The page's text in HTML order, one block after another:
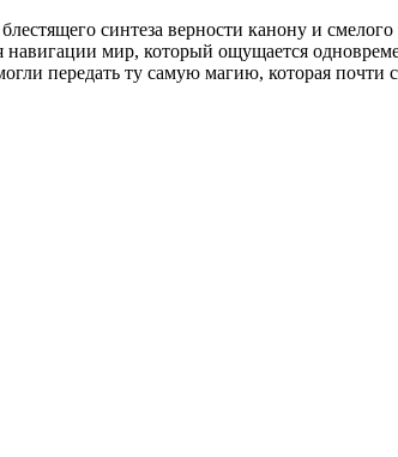
синтеза верности канону и
мир, который ощущается
передать ту самую магию, которая почти